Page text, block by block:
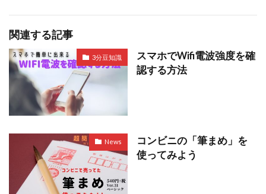
関連する記事
3分豆知識
スマホでWifi電波強度を確
認する方法
News
コンビニの「筆まめ」を
使ってみよう